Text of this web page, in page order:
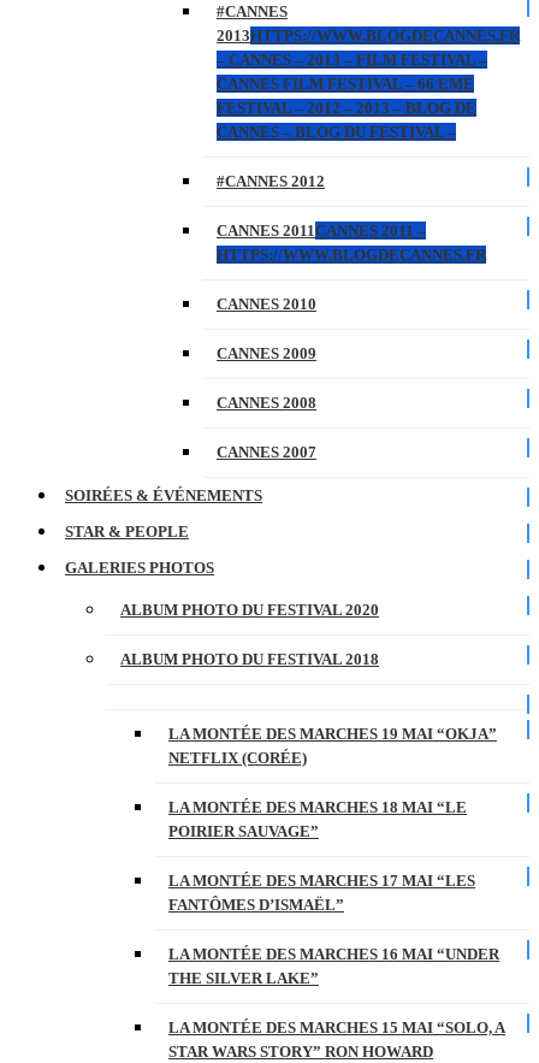
#CANNES
2013HTTPS://WWW.BLOGDECANNES.FR
– CANNES – 2013 – FILM FESTIVAL –
CANNES FILM FESTIVAL – 66 EME
FESTIVAL – 2012 – 2013 – BLOG DE
CANNES – BLOG DU FESTIVAL –
#CANNES 2012
CANNES 2011CANNES 2011 –
HTTPS://WWW.BLOGDECANNES.FR
CANNES 2010
CANNES 2009
CANNES 2008
CANNES 2007
SOIRÉES & ÉVÉNEMENTS
STAR & PEOPLE
GALERIES PHOTOS
ALBUM PHOTO DU FESTIVAL 2020
ALBUM PHOTO DU FESTIVAL 2018
LA MONTÉE DES MARCHES 19 MAI “OKJA”
NETFLIX (CORÉE)
LA MONTÉE DES MARCHES 18 MAI “LE
POIRIER SAUVAGE”
LA MONTÉE DES MARCHES 17 MAI “LES
FANTÔMES D’ISMAËL”
LA MONTÉE DES MARCHES 16 MAI “UNDER
THE SILVER LAKE”
LA MONTÉE DES MARCHES 15 MAI “SOLO, A
STAR WARS STORY” RON HOWARD